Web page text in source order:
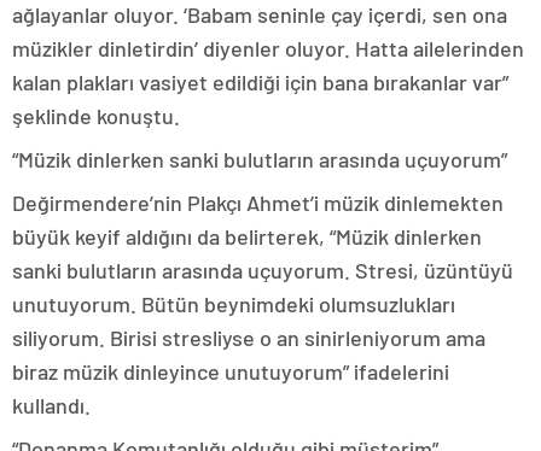
ağlayanlar oluyor. ‘Babam seninle çay içerdi, sen ona
müzikler dinletirdin’ diyenler oluyor. Hatta ailelerinden
kalan plakları vasiyet edildiği için bana bırakanlar var”
şeklinde konuştu.
“Müzik dinlerken sanki bulutların arasında uçuyorum”
Değirmendere’nin Plakçı Ahmet’i müzik dinlemekten
büyük keyif aldığını da belirterek, “Müzik dinlerken
sanki bulutların arasında uçuyorum. Stresi, üzüntüyü
unutuyorum. Bütün beynimdeki olumsuzlukları
siliyorum. Birisi stresliyse o an sinirleniyorum ama
biraz müzik dinleyince unutuyorum” ifadelerini
kullandı.